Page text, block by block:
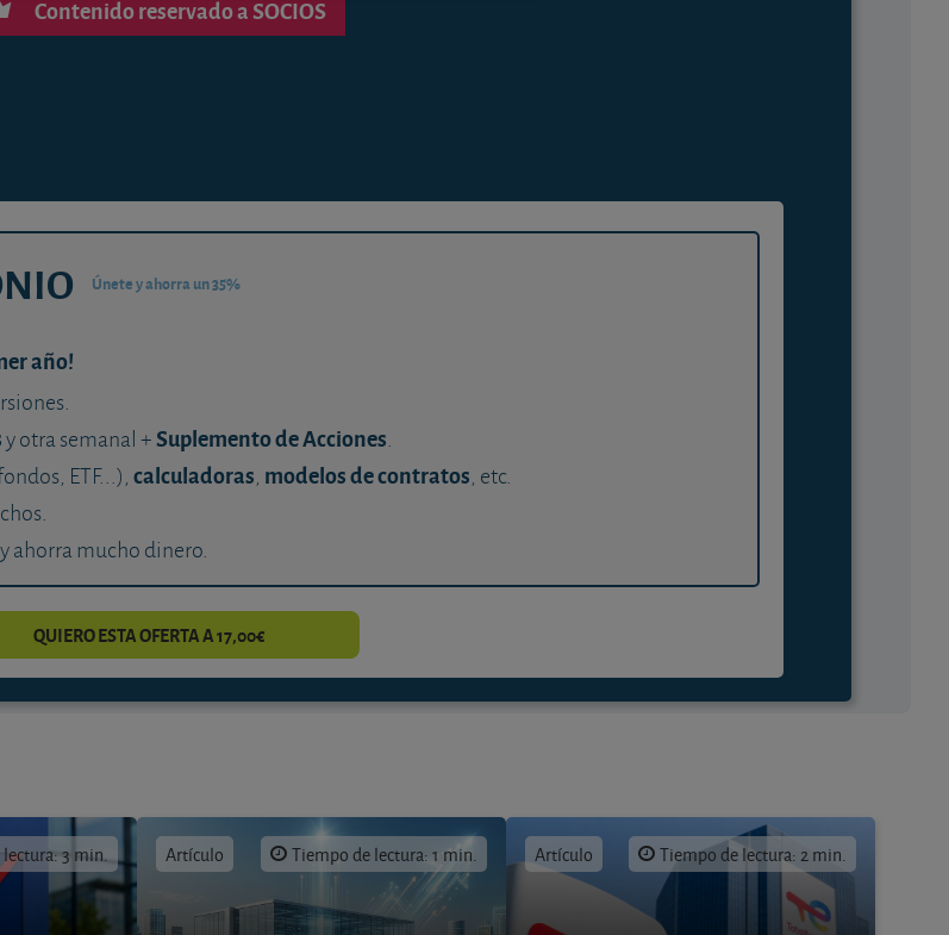
Contenido reservado a SOCIOS
Únete y ahorra un 35%
año!
y otra semanal +Suplemento de Acciones.
ETF...), calculadoras, modelos de contratos, etc.
y ahorra mucho dinero.
QUIERO ESTA OFERTA A 17,00€
3 min. Artículo Tiempo de lectura: 1 min. Artículo Tiempo de lectura: 2 min.